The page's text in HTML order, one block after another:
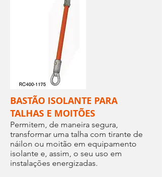
BASTÃO ISOLANTE PARA
TALHAS E MOITÕES
Permitem, de maneira segura,
transformar uma talha com tirante de
náilon ou moitão em equipamento
isolante e, assim, o seu uso em
instalações energizadas.